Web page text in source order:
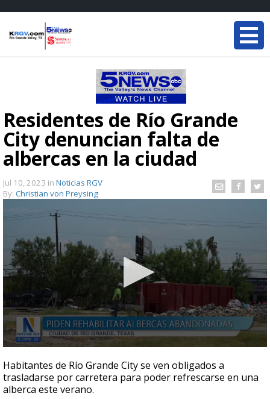
Residentes de Río Grande
City denuncian falta de
albercas en la ciudad
Jul 10, 2023 in Noticias RGV
By: Christian von Preysing
seconds
of
2
minutes,
Habitantes de Río Grande City se ven obligados a
trasladarse por carretera para poder refrescarse en una
alberca este verano.